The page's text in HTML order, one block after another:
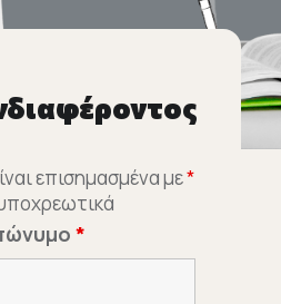
επισημασμένα με*
*